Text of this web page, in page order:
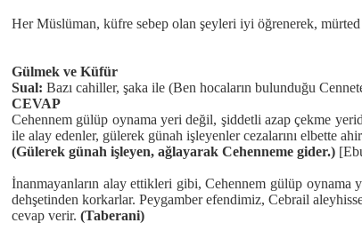
Her Müslüman, küfre sebep olan şeyleri iyi öğrenerek, mürted
Gülmek ve Küfür
Sual: Bazı cahiller, şaka ile (Ben hocaların bulunduğu
CEVAP
Cehennem gülüp oynama yeri değil, şiddetli azap çekme
ile alay edenler, gülerek günah işleyenler cezalarını elbette
(Gülerek günah işleyen, ağlayarak Cehenneme gider.)
İnanmayanların alay ettikleri gibi, Cehennem gülüp
dehşetinden korkarlar. Peygamber efendimiz, Cebrail
cevap verir. (Taberani)